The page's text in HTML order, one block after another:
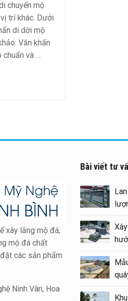
chuyển mộ
trí khác. Dưới
di dời mộ
Văn khấn
chuẩn và …
xây lăng mộ đá;
mộ đá chất
các sản phẩm
Ninh Vân, Hoa
Bài viết tư
Báo giá xây Mộ đá đôi 1 mái
đẹp tại Ninh Bình cuối năm
2026
Kinh nghiệm xây Mộ – sửa Mộ
bằng Mẫu Mộ đá đẹp, chất
Mẫu Lăng thờ đá 1 mái đẹp –